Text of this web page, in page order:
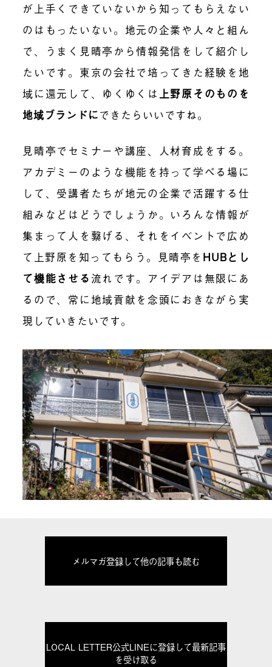
が上手くできていないから知ってもらえない
のはもったいない。地元の企業や人々と組ん
で、うまく見晴亭から情報発信をして紹介し
たいです。東京の会社で培ってきた経験を地
域に還元して、ゆくゆくは 上野原そのものを
地域ブランドにできたらいいですね。
見晴亭でセミナーや講座、人材育成をする。
アカデミーのような機能を持って学べる場に
して、受講者たちが地元の企業で活躍する仕
組みなどはどうでしょうか。いろんな情報が
集まって人を繋げる、それをイベントで広め
て上野原を知ってもらう。見晴亭を HUBとし
て機能させる 流れです。アイデアは無限にあ
るので、常に地域貢献を念頭におきながら実
現していきたいです。
メルマガ登録して他の記事も読む
LOCAL LETTER公式LINEに登録して最新記事
を受け取る